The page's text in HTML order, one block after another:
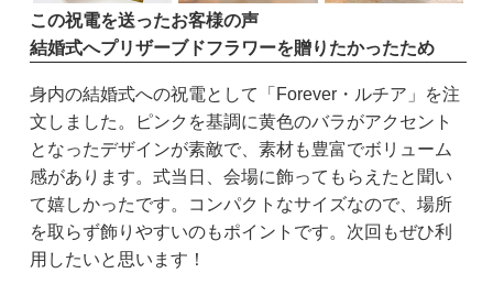
この祝電を送ったお客様の声
結婚式へプリザーブドフラワーを贈りたかったため
身内の結婚式への祝電として「Forever・ルチア」を注
文しました。ピンクを基調に黄色のバラがアクセント
となったデザインが素敵で、素材も豊富でボリューム
感があります。式当日、会場に飾ってもらえたと聞い
て嬉しかったです。コンパクトなサイズなので、場所
を取らず飾りやすいのもポイントです。次回もぜひ利
用したいと思います！